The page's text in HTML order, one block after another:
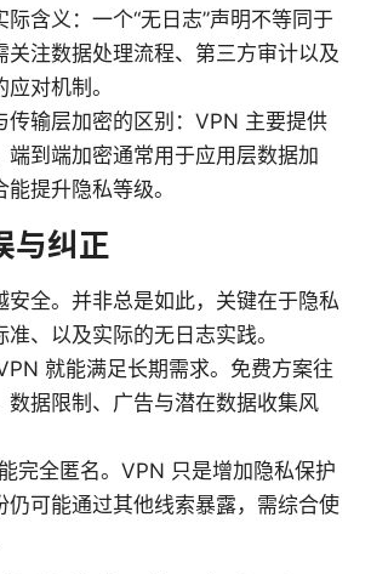
际含义：一个“无日志”声明不等同于
关注数据处理流程、第三方审计以及
对机制。
传输层加密的区别：VPN 主要提供
端到端加密通常用于应用层数据加
提升隐私等级。
与纠正
安全。并非总是如此，关键在于隐私
、以及实际的无日志实践。
就能满足长期需求。免费方案往
数据限制、广告与潜在数据收集风
完全匿名。VPN 只是增加隐私保护
仍可能通过其他线索暴露，需综合使